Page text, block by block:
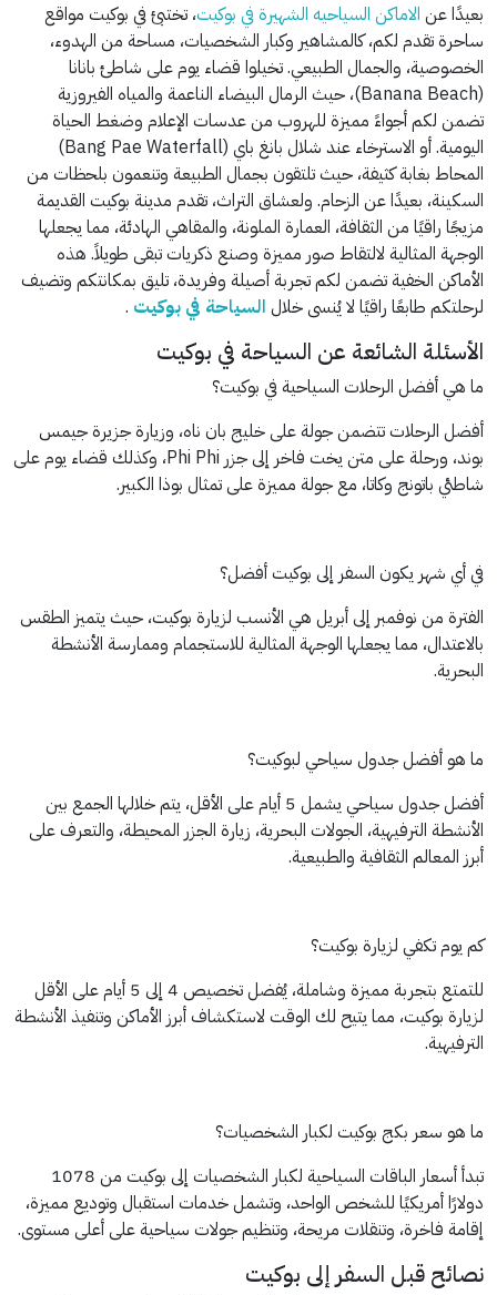
بعيدًا عن الاماكن السياحيه الشهيرةفي بوكيت، تختبئ في بوكيت مواقع
ساحرة تقدم لكم، كالمشاهير وكبار الشخصيات، مساحة من الهدوء،
الخصوصية، والجمال الطبيعي. تخيلوا قضاء يوم على شاطئ بانانا
(Banana Beach)، حيث الرمال البيضاء الناعمة والمياه الفيروزية
تضمن لكم أجواءً مميزة للهروب من عدسات الإعلام وضغط الحياة
اليومية. أو الاسترخاء عند شلال بانغ باي (Bang Pae Waterfall)
المحاط بغابة كثيفة، حيث تلتقون بجمال الطبيعة وتنعمون بلحظات من
السكينة، بعيدًا عن الزحام. ولعشاق التراث، تقدم مدينة بوكيت القديمة
مزيجًا راقيًا من الثقافة، العمارة الملونة، والمقاهي الهادئة، مما يجعلها
الوجهة المثالية لالتقاط صور مميزة وصنع ذكريات تبقى طويلاً. هذه
الأماكن الخفية تضمن لكم تجربة أصيلة وفريدة، تليق بمكانتكم وتضيف
لرحلتكم طابعًا راقيًا لا يُنسى خلال السياحة في بوكيت .
الأسئلة الشائعة عن السياحة في بوكيت
ما هي أفضل الرحلات السياحية في بوكيت؟
أفضل الرحلات تتضمن جولة على خليج بان ناه، وزيارة جزيرة جيمس
بوند، ورحلة على متن يخت فاخر إلى جزر Phi Phi، وكذلك قضاء يوم على
شاطئي باتونج وكاتا، مع جولة مميزة على تمثال بوذا الكبير.
في أي شهر يكون السفر إلى بوكيت أفضل؟
الفترة من نوفمبر إلى أبريل هي الأنسب لزيارة بوكيت، حيث يتميز الطقس
بالاعتدال، مما يجعلها الوجهة المثالية للاستجمام وممارسة الأنشطة
البحرية.
ما هو أفضل جدول سياحي لبوكيت؟
أفضل جدول سياحي يشمل 5 أيام على الأقل، يتم خلالها الجمع بين
الأنشطة الترفيهية، الجولات البحرية، زيارة الجزر المحيطة، والتعرف على
أبرز المعالم الثقافية والطبيعية.
كم يوم تكفي لزيارة بوكيت؟
للتمتع بتجربة مميزة وشاملة، يُفضل تخصيص 4 إلى 5 أيام على الأقل
لزيارة بوكيت، مما يتيح لك الوقت لاستكشاف أبرز الأماكن وتنفيذ الأنشطة
الترفيهية.
ما هو سعر بكج بوكيت لكبار الشخصيات؟
تبدأ أسعار الباقات السياحية لكبار الشخصيات إلى بوكيت من 1078
دولارًا أمريكيًا للشخص الواحد، وتشمل خدمات استقبال وتوديع مميزة،
إقامة فاخرة، وتنقلات مريحة، وتنظيم جولات سياحية على أعلى مستوى.
نصائح قبل السفر إلى بوكيت